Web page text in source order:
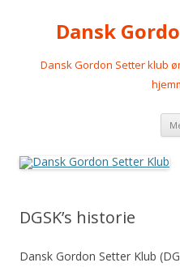
Dansk
Dansk Gordon Setter klub
DGSK’s historie
Dansk Gordon Setter Klub